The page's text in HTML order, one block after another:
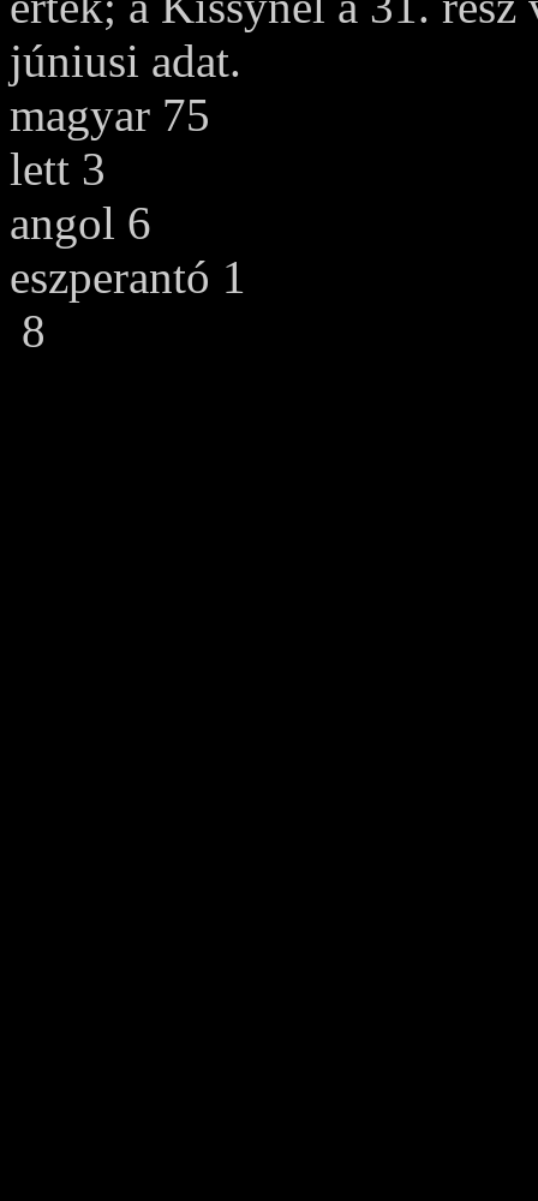
júniusi adat.
magyar 75
lett 3
angol 6
eszperantó 1
8